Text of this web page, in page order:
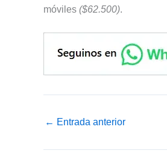
móviles ($62.500).
← Entrada anterior